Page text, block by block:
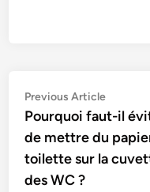
Navigation
de
l’article
Previous ArticlePrevious
article:
Pourquoi faut-il
de mettre du
toilette sur la
des WC ?